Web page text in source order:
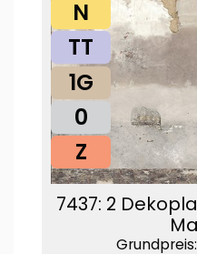
N
TT
1G
0
Z
7437: 2